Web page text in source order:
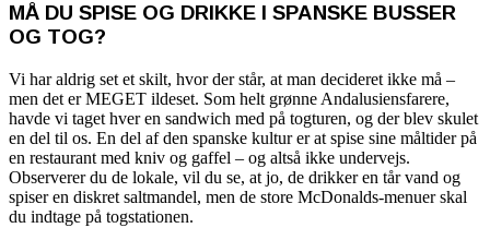
MÅ DU SPISE OG DRIKKE I SPANSKE BUSSER
OG TOG?
Vi har aldrig set et skilt, hvor der står, at man decideret ikke må –
men det er MEGET ildeset. Som helt grønne Andalusiensfarere,
havde vi taget hver en sandwich med på togturen, og der blev skulet
en del til os. En del af den spanske kultur er at spise sine måltider på
en restaurant med kniv og gaffel – og altså ikke undervejs.
Observerer du de lokale, vil du se, at jo, de drikker en tår vand og
spiser en diskret saltmandel, men de store McDonalds-menuer skal
du indtage på togstationen.